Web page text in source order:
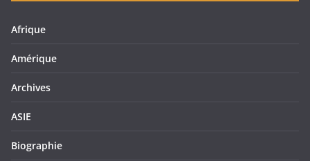
Afrique
Amérique
Archives
ASIE
Biographie